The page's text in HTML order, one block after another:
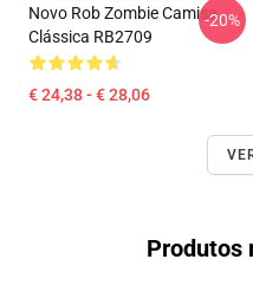
Novo Rob Zombie Camisa
Clássica RB2709
€ 24,38 - € 28,06
-20%
Produtos